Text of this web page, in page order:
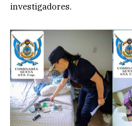
investigadores.